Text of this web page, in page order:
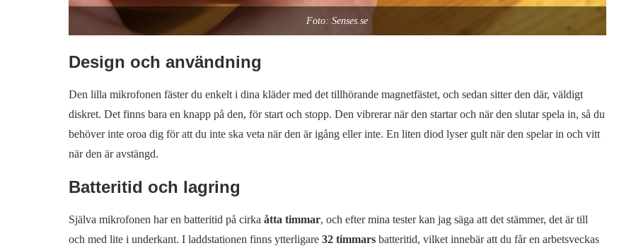
Foto: Senses.se
Design och användning
Den lilla mikrofonen fäster du enkelt i dina kläder med det tillhörande magnetfästet, och sedan sitter den där, väldigt
diskret. Det finns bara en knapp på den, för start och stopp. Den vibrerar när den startar och när den slutar spela in, så du
behöver inte oroa dig för att du inte ska veta när den är igång eller inte. En liten diod lyser gult när den spelar in och vitt
när den är avstängd.
Batteritid och lagring
Själva mikrofonen har en batteritid på cirka åtta timmar, och efter mina tester kan jag säga att det stämmer, det är till
och med lite i underkant. I laddstationen finns ytterligare 32 timmarsbatteritid, vilket innebär att du får en arbetsveckas